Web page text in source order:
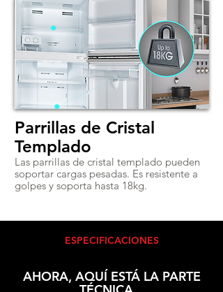
Parrillas de Cristal
Templado
Las parrillas de cristal templado pueden
soportar cargas pesadas. Es resistente a
golpes y soporta hasta 18kg.
ESPECIFICACIONES
AHORA, AQUÍ ESTÁ LA PARTE